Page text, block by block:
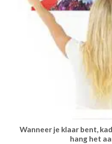
Wanneer je klaar bent,
hang het